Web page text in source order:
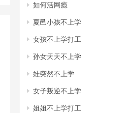
如何活网瘾
夏邑小孩不上学
女孩不上学打工
孙女天天不上学
娃突然不上学
女子叛逆不上学
姐姐不上学打工